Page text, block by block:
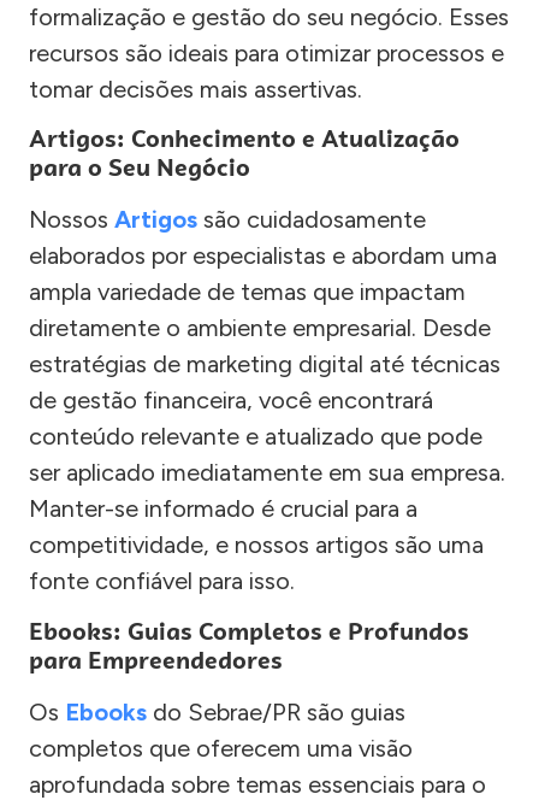
formalização e gestão do seu negócio. Esses
recursos são ideais para otimizar processos e
tomar decisões mais assertivas.
Artigos: Conhecimento e Atualização
para o Seu Negócio
Nossos Artigos são cuidadosamente
elaborados por especialistas e abordam uma
ampla variedade de temas que impactam
diretamente o ambiente empresarial. Desde
estratégias de marketing digital até técnicas
de gestão financeira, você encontrará
conteúdo relevante e atualizado que pode
ser aplicado imediatamente em sua empresa.
Manter-se informado é crucial para a
competitividade, e nossos artigos são uma
fonte confiável para isso.
Ebooks: Guias Completos e Profundos
para Empreendedores
Os Ebooks do Sebrae/PR são guias
completos que oferecem uma visão
aprofundada sobre temas essenciais para o